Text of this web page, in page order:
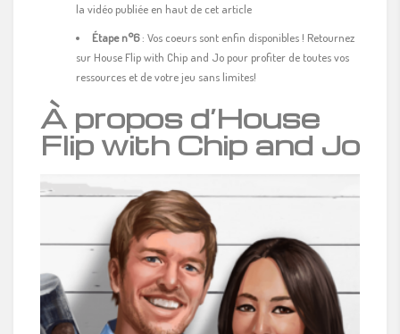
la vidéo publiée en haut de cet article
Étape n°6: Vos coeurs sont enfin disponibles ! Retournez
sur House Flip with Chip and Jo pour profiter de toutes vos
ressources et de votre jeu sans limites!
À propos d’House
Flip with Chip and Jo